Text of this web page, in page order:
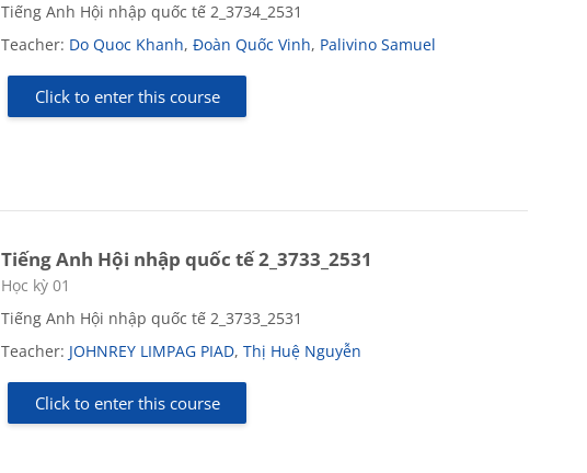
Tiếng Anh Hội nhập quốc tế 2_3734_2531
Teacher: Do Quoc Khanh,Đoàn Quốc Vinh, Palivino Samuel
Click to enter this course
Tiếng Anh Hội nhập quốc tế 2_3733_2531
Course category
Học kỳ 01
Tiếng Anh Hội nhập quốc tế 2_3733_2531
Teacher: JOHNREY LIMPAG PIAD,Thị Huệ Nguyễn
Click to enter this course